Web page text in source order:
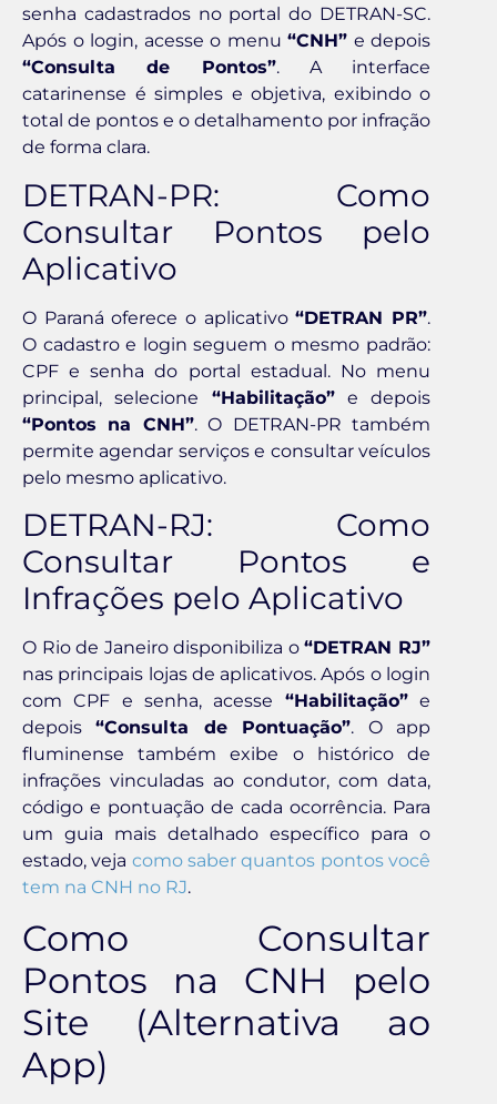
senha cadastrados no portal do DETRAN-SC.
Após o login, acesse o menu “CNH” e depois
“Consulta de Pontos”. A interface
catarinense é simples e objetiva, exibindo o
total de pontos e o detalhamento por infração
de forma clara.
DETRAN-PR: Como
Consultar Pontos pelo
Aplicativo
O Paraná oferece o aplicativo“DETRAN PR”.
O cadastro e login seguem o mesmo padrão:
CPF e senha do portal estadual. No menu
principal, selecione “Habilitação”e depois
“Pontos na CNH”. O DETRAN-PR também
permite agendar serviços e consultar veículos
pelo mesmo aplicativo.
DETRAN-RJ: Como
Consultar Pontos e
Infrações pelo Aplicativo
O Rio de Janeiro disponibiliza o“DETRAN RJ”
nas principais lojas de aplicativos. Após o login
com CPF e senha, acesse “Habilitação”e
depois“Consulta de Pontuação”. O app
fluminense também exibe o histórico de
infrações vinculadas ao condutor, com data,
código e pontuação de cada ocorrência. Para
um guia mais detalhado específico para o
estado, veja como saber quantos pontos você
tem na CNH no RJ.
Como Consultar
Pontos na CNH pelo
Site (Alternativa ao
App)